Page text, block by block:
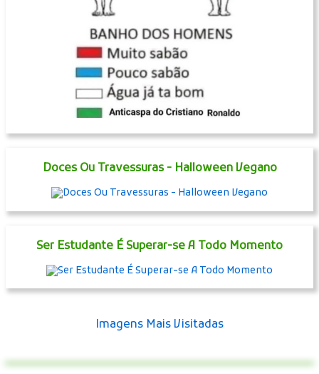
Doces Ou Travessuras - Halloween Vegano
Ser Estudante É Superar-se A Todo Momento
Imagens Mais Visitadas